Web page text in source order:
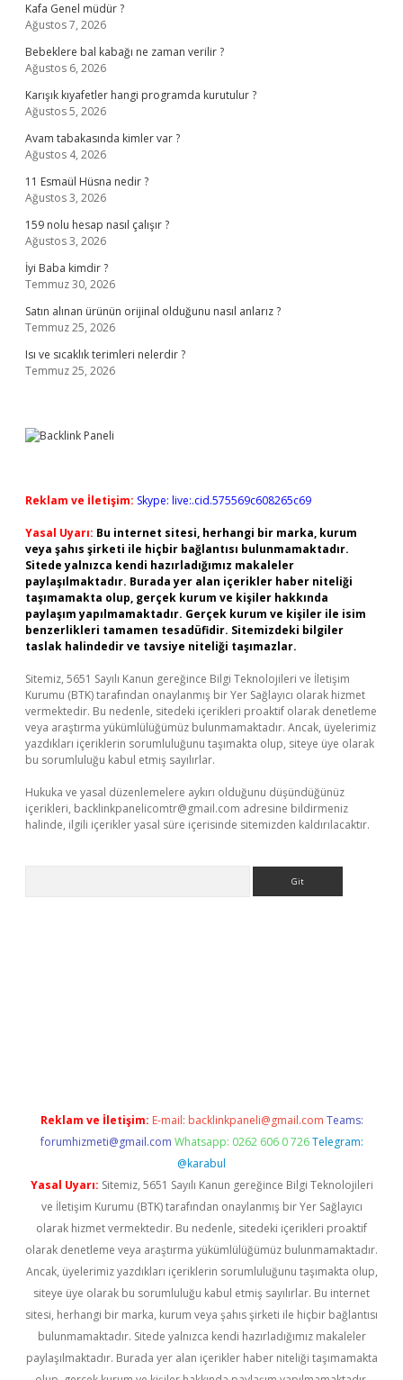
Kafa Genel müdür ?
Ağustos 7, 2026
Bebeklere bal kabağı ne zaman verilir ?
Ağustos 6, 2026
Karışık kıyafetler hangi programda kurutulur ?
Ağustos 5, 2026
Avam tabakasında kimler var ?
Ağustos 4, 2026
11 Esmaül Hüsna nedir ?
Ağustos 3, 2026
159 nolu hesap nasıl çalışır ?
Ağustos 3, 2026
İyi Baba kimdir ?
Temmuz 30, 2026
Satın alınan ürünün orijinal olduğunu nasıl anlarız ?
Temmuz 25, 2026
Isı ve sıcaklık terimleri nelerdir ?
Temmuz 25, 2026
Reklam ve İletişim: Skype: live:.cid.575569c608265c69
Yasal Uyarı: Bu internet sitesi, herhangi bir marka, kurum
veya şahıs şirketi ile hiçbir bağlantısı bulunmamaktadır.
Sitede yalnızca kendi hazırladığımız makaleler
paylaşılmaktadır. Burada yer alan içerikler haber niteliği
taşımamakta olup, gerçek kurum ve kişiler hakkında
paylaşım yapılmamaktadır. Gerçek kurum ve kişiler ile isim
benzerlikleri tamamen tesadüfidir. Sitemizdeki bilgiler
taslak halindedir ve tavsiye niteliği taşımazlar.
Sitemiz, 5651 Sayılı Kanun gereğince Bilgi Teknolojileri ve İletişim
Kurumu (BTK) tarafından onaylanmış bir Yer Sağlayıcı olarak hizmet
vermektedir. Bu nedenle, sitedeki içerikleri proaktif olarak denetleme
veya araştırma yükümlülüğümüz bulunmamaktadır. Ancak, üyelerimiz
yazdıkları içeriklerin sorumluluğunu taşımakta olup, siteye üye olarak
bu sorumluluğu kabul etmiş sayılırlar.
Hukuka ve yasal düzenlemelere aykırı olduğunu düşündüğünüz
içerikleri, backlinkpanelicomtr@gmail.com adresine bildirmeniz
halinde, ilgili içerikler yasal süre içerisinde sitemizden kaldırılacaktır.
Reklam ve İletişim: E-mail: backlinkpaneli@gmail.com Teams:
forumhizmeti@gmail.com Whatsapp: 0262 606 0 726 Telegram:
@karabul
Yasal Uyarı: Sitemiz, 5651 Sayılı Kanun gereğince Bilgi Teknolojileri
ve İletişim Kurumu (BTK) tarafından onaylanmış bir Yer Sağlayıcı
olarak hizmet vermektedir. Bu nedenle, sitedeki içerikleri proaktif
olarak denetleme veya araştırma yükümlülüğümüz bulunmamaktadır.
Ancak, üyelerimiz yazdıkları içeriklerin sorumluluğunu taşımakta olup,
siteye üye olarak bu sorumluluğu kabul etmiş sayılırlar. Bu internet
sitesi, herhangi bir marka, kurum veya şahıs şirketi ile hiçbir bağlantısı
bulunmamaktadır. Sitede yalnızca kendi hazırladığımız makaleler
paylaşılmaktadır. Burada yer alan içerikler haber niteliği taşımamakta